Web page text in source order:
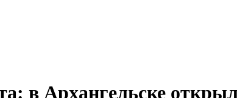
в Архангельске